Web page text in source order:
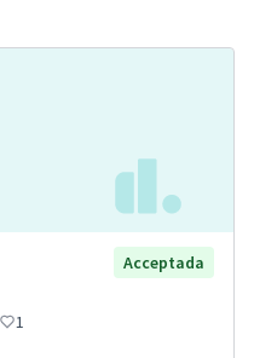
Acceptada
1